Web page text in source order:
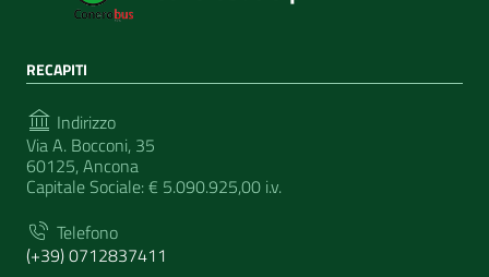
RECAPITI
Indirizzo
Via A. Bocconi, 35
60125, Ancona
Capitale Sociale: € 5.090.925,00 i.v.
Telefono
(+39) 0712837411